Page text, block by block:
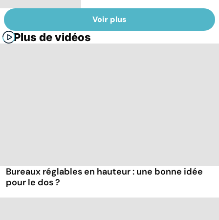
Voir plus
Plus de vidéos
Bureaux réglables en hauteur : une bonne idée
pour le dos ?